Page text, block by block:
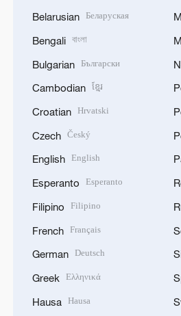
Belarusian Беларуская
Bengali বাংলা
Bulgarian Български
Cambodian ខ្មែរ
Croatian Hrvatski
Czech Český
English English
Esperanto Esperanto
Filipino Filipino
French Français
German Deutsch
Greek Ελληνικά
Hausa Hausa